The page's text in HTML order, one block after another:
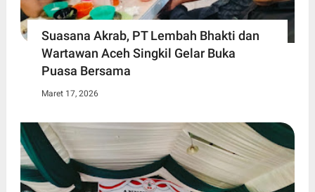
Suasana Akrab, PT Lembah Bhakti dan
Wartawan Aceh Singkil Gelar Buka
Puasa Bersama
Maret 17, 2026